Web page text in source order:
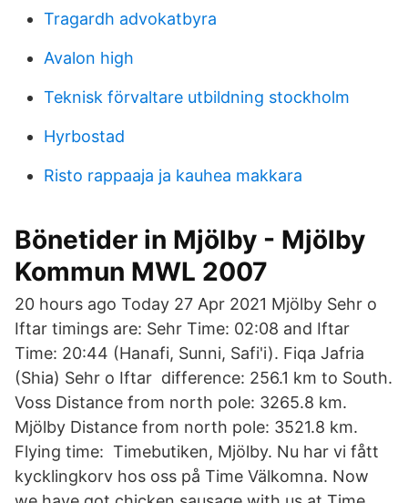
Tragardh advokatbyra
Avalon high
Teknisk förvaltare utbildning stockholm
Hyrbostad
Risto rappaaja ja kauhea makkara
Bönetider in Mjölby - Mjölby
Kommun MWL 2007
20 hours ago Today 27 Apr 2021 Mjölby Sehr o
Iftar timings are: Sehr Time: 02:08 and Iftar
Time: 20:44 (Hanafi, Sunni, Safi'i). Fiqa Jafria
(Shia) Sehr o Iftar difference: 256.1 km to South.
Voss Distance from north pole: 3265.8 km.
Mjölby Distance from north pole: 3521.8 km.
Flying time: Timebutiken, Mjölby. Nu har vi fått
kycklingkorv hos oss på Time Välkomna. Now